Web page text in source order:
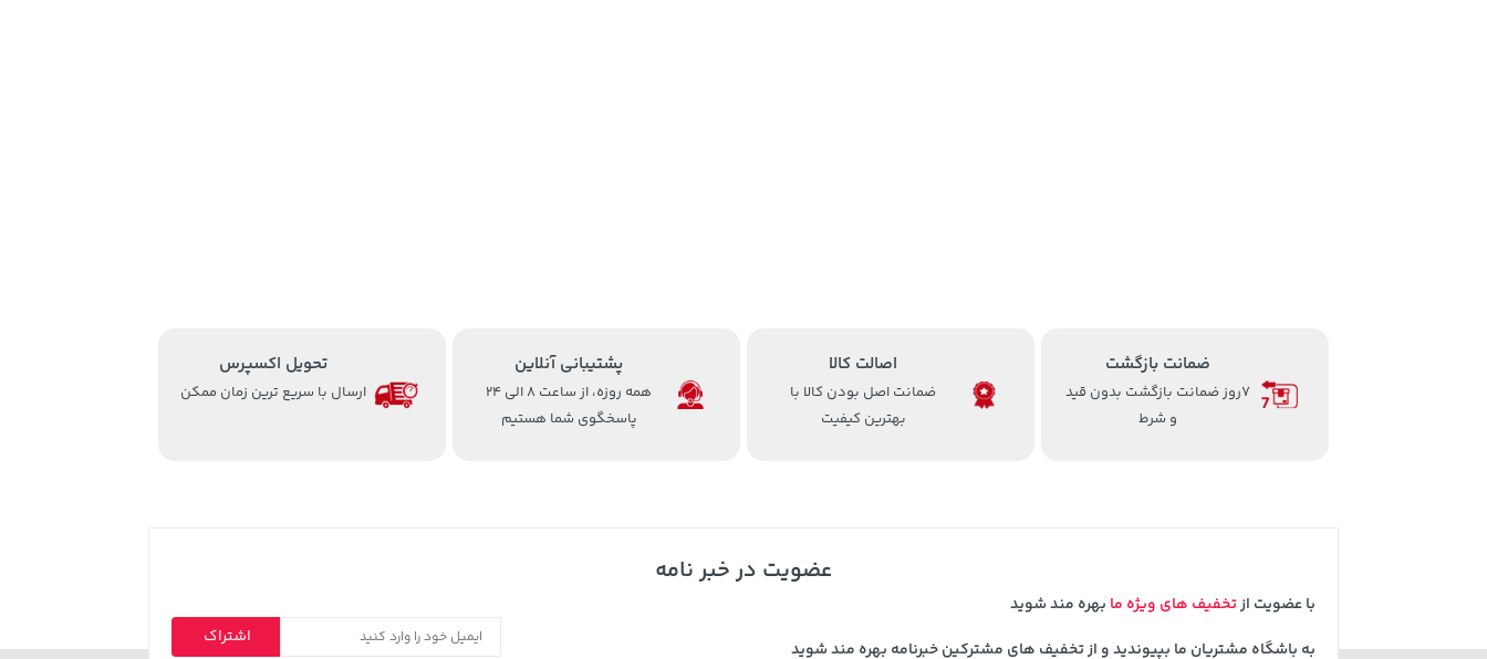
ضمانت بازگشت
7روز ضمانت بازگشت بدون قید
و شرط
اصالت کالا
ضمانت اصل بودن کالا با
بهترین کیفیت
پشتیبانی آنلاین
همه روزه، از ساعت 8 الی 24
پاسخگوی شما هستیم
تحویل اکسپرس
ارسال با سریع ترین زمان ممکن
عضویت در خبر نامه
با عضویت ازتخفیف های ویژه ما بهره مند شوید
به باشگاه مشتریان ما بپیوندید و از تخفیف های مشترکین خبرنامه بهره مند شوید
اشتراک